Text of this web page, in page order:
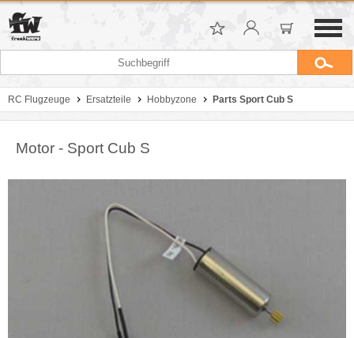
RC Flugzeuge Ersatzteile Hobbyzone Parts Sport Cub S
Motor - Sport Cub S